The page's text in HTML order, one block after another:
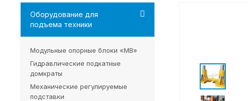
Оборудование для
подъема техники
Модульные опорные блоки «MB»
Гидравлические подкатные
домкраты
Механические регулируемые
подставки